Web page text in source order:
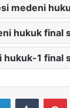
medeni
hukuk final
hukuk-1 final
LinkedIn Tumblr Pinterest